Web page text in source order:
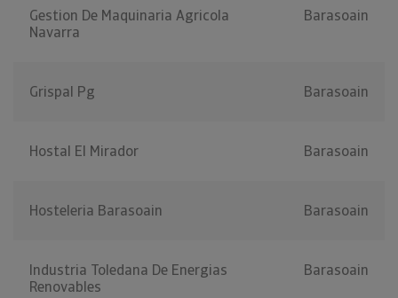
Gestion De Maquinaria Agricola
Navarra
Barasoain
Grispal Pg Barasoain
Hostal El Mirador Barasoain
Hosteleria Barasoain Barasoain
Industria Toledana De Energias
Renovables
Barasoain